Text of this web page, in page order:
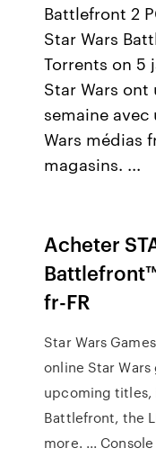
Battlefront 2
Star Wars
Torrents on 5
Star Wars
semaine
Wars médias
magasins. ...
Acheter
fr-FR
Star Wars
online Star
upcoming titles,
Battlefront, the
more. ... Console